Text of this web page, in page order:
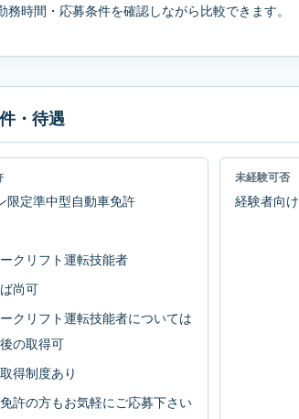
務時間・応募条件を確認しながら比較できます。
・待遇
限定準中型自動車免許
クリフト運転技能者
尚可
クリフト運転技能者については
の取得可
得制度あり
許の方もお気軽にご応募下さい
未経験可否
経験者向け